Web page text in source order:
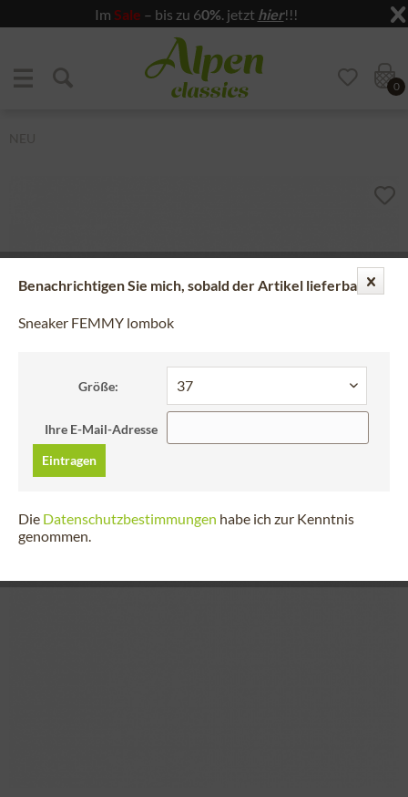
Im Sale – bis zu 60% . jetzt hier!!!
Zum Hauptbereich springen
0
Benachrichtigen Sie mich, sobald der Artikel lieferbar ist.
Sneaker FEMMY lombok
Größe:
Ihre E-Mail-Adresse
Eintragen
Die Datenschutzbestimmungen habe ich zur Kenntnis
genommen.